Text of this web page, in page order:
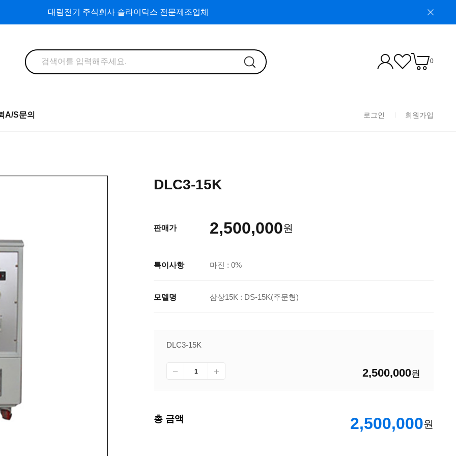
대림전기 주식회사 슬라이닥스 전문제조업체
0
A/S문의 로그인 회원가입
DLC3-15K
판매가 2,500,000원
특이사항 마진 : 0%
모델명 삼상15K : DS-15K(주문형)
DLC3-15K
2,500,000원
총 금액 2,500,000원